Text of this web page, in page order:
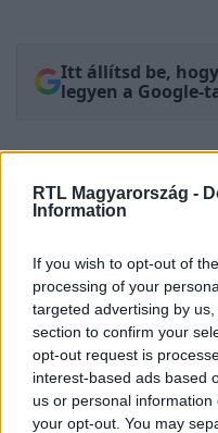
RTL Magyarország -
Information
If you wish to opt-out of
processing of your
targeted advertising by
section to confirm your
opt-out request is
interest-based ads based
us or personal
your opt-out. You may
Itt állítsd be,
legyen a Google-
Kövess minket,
hírekről a